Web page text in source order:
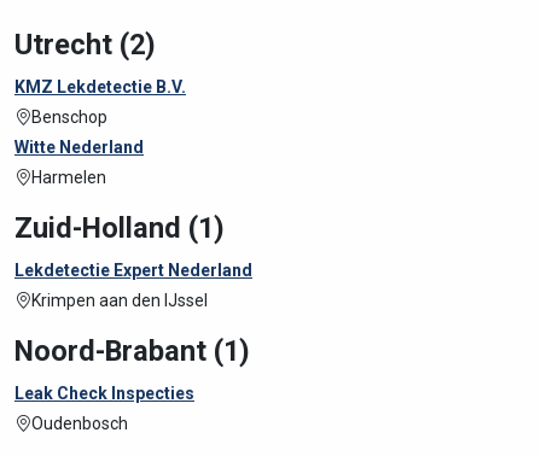
Utrecht (2)
KMZ Lekdetectie B.V.
Benschop
Witte Nederland
Harmelen
Zuid-Holland (1)
Lekdetectie Expert Nederland
Krimpen aan den IJssel
Noord-Brabant (1)
Leak Check Inspecties
Oudenbosch